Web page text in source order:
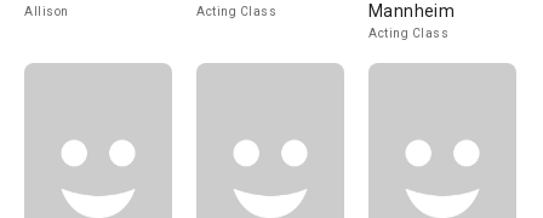
Allison Acting Class
Mannheim
Acting Class